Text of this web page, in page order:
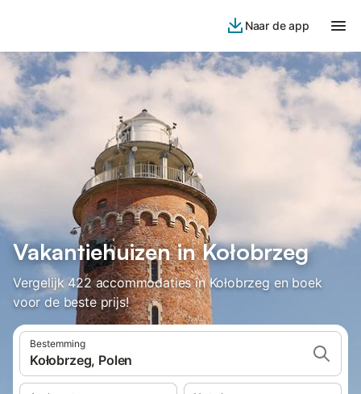
Naar de app
Vakantiehuizen in Kołobrzeg
Vergelijk 422 accommodaties in Kołobrzeg en boek
voor de beste prijs!
Bestemming
Kołobrzeg, Polen